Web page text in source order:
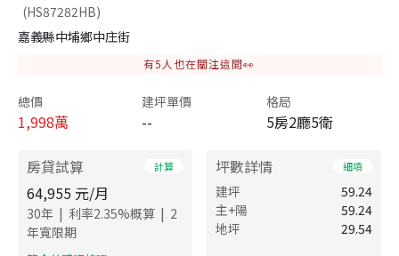
(HS87282HB)
嘉義縣中埔鄉中庄街
有5 人也在關注這間👀
總價
1,998萬
建坪單價
--
格局
5房2廳5衛
房貸試算 計算
64,955 元/月
30年 | 利率2.35%概算 | 2
年寬限期
坪數詳情 細項
建坪
59.24
主+陽
59.24
地坪
29.54